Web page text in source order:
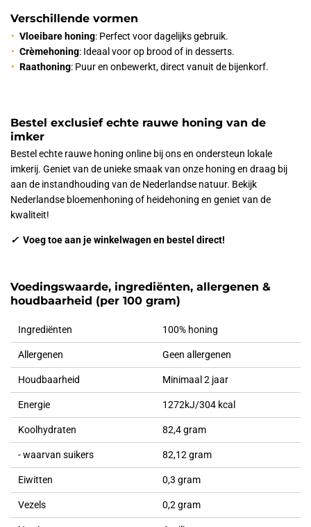
Verschillende vormen
Vloeibare honing: Perfect voor dagelijks gebruik.
Crèmehoning: Ideaal voor op brood of in desserts.
Raathoning: Puur en onbewerkt, direct vanuit de bijenkorf.
Bestel exclusief echte rauwe honing van de
imker
Bestel echte rauwe honing online bij ons en ondersteun lokale
imkerij. Geniet van de unieke smaak van onze honing en draag bij
aan de instandhouding van de Nederlandse natuur. Bekijk
Nederlandse bloemenhoning of heidehoning en geniet van de
kwaliteit!
✓ Voeg toe aan je winkelwagen en bestel direct!
Voedingswaarde, ingrediënten, allergenen &
houdbaarheid (per 100 gram)
Ingrediënten 100% honing
Allergenen Geen allergenen
Houdbaarheid Minimaal 2 jaar
Energie 1272kJ/304 kcal
Koolhydraten 82,4 gram
- waarvan suikers 82,12 gram
Eiwitten 0,3 gram
Vezels 0,2 gram